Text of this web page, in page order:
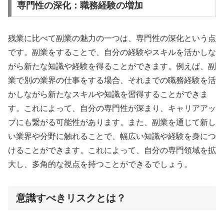
専門性の深化：職務経験の増加
残業に比べて副業の魅力の一つは、専門性の深化という点
です。副業をすることで、自分の経験やスキルを活かしな
がら新たな知識や経験を得ることができます。例えば、副
業で別の業界の仕事をする場合、それまでの職務経験を活
かしながら新たなスキルや知識を習得することができま
す。これによって、自分の専門性が深まり、キャリアアッ
プにも繋がる可能性があります。また、副業を通じて新し
い業界や分野に触れることで、幅広い知識や経験を身につ
けることができます。これによって、自分の専門領域を拡
大し、多角的な視点を持つことができるでしょう。
意識すべきリスクとは？